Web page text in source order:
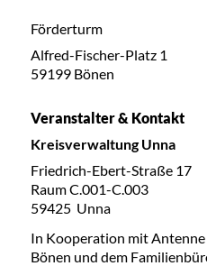
Förderturm
Alfred-Fischer-Platz 1
59199 Bönen
Veranstalter & Kontakt
Kreisverwaltung Unna
Friedrich-Ebert-Straße 17
Raum C.001-C.003
59425 Unna
In Kooperation mit
Bönen und dem